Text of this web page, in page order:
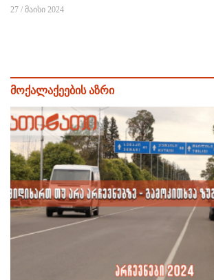
27 / მაისი 2024
მოქალაქეების აზრი